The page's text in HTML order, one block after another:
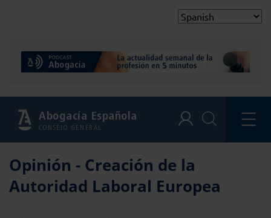
Abogacía Española
CONSEJO GENERAL
Opinión - Creación de la
Autoridad Laboral Europea